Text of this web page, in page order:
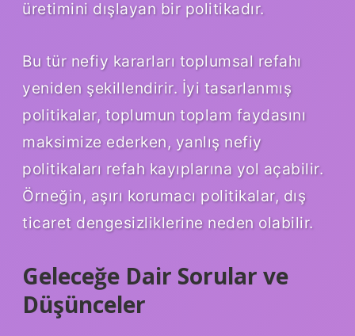
üretimini dışlayan bir politikadır.
Bu tür nefiy kararları toplumsal refahı
yeniden şekillendirir. İyi tasarlanmış
politikalar, toplumun toplam faydasını
maksimize ederken, yanlış nefiy
politikaları refah kayıplarına yol açabilir.
Örneğin, aşırı korumacı politikalar, dış
ticaret dengesizliklerine neden olabilir.
Geleceğe Dair Sorular ve
Düşünceler